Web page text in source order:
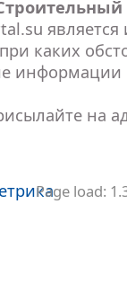
каких
информации
на
Page load: